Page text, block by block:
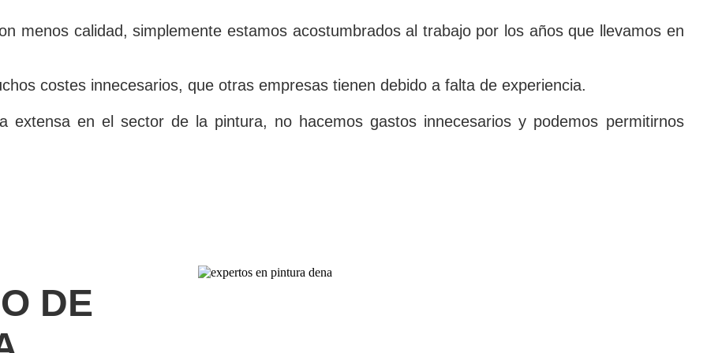
menos calidad, simplemente estamos acostumbrados al trabajo por los años que llevamos en
costes innecesarios, que otras empresas tienen debido a falta de experiencia.
extensa en el sector de la pintura, no hacemos gastos innecesarios y podemos permitirnos
DE